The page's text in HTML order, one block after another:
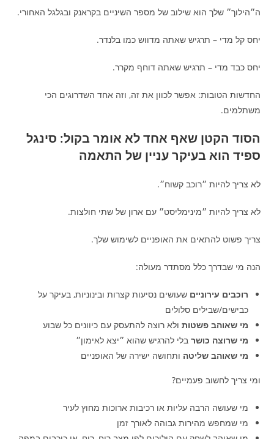
ה״הילוך״ שלך הוא שילוב של מספר השיניים בקראנק ובגלגל האחורי.
יחס קל מדי – תרגיש שאתה מדווש כמו בלנדר.
יחס כבד מדי – תרגיש שאתה דוחף מקרר.
החדשות הטובות: אפשר לכוון את זה, וזה אחד השדרוגים הכי
משתלמים.
הסוד הקטן שאף אחד לא אומר בקול: סינגל
ספיד הוא בעיקר עניין של התאמה
לא צריך להיות ״רוכב קשוח״.
לא צריך להיות ״מינימליסט״ עם ארון של שתי חולצות.
צריך פשוט להתאים את האופניים לשימוש שלך.
הנה מי שבדרך כלל מסתדר מעולה:
רוכבים עירוניים שעושים נסיעות קצרות ובינוניות, בעיקר על
כבישים/שבילים סלולים
מי שאוהב פשטות ולא רוצה להתעסק עם כיוונים כל שבוע
מי שרוצה כושר בלי להרגיש שהוא ״יצא לאימון״
מי שאוהב שליטה ותחושה ישירה של האופניים
ומי צריך לחשוב פעמיים?
מי שעושה הרבה עליות או רכיבות ארוכות מחוץ לעיר
מי שמחפש מהירות גבוהה לאורך זמן